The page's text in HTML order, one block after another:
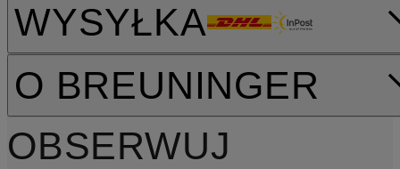
WYSYŁKA
O BREUNINGER
OBSERWUJ